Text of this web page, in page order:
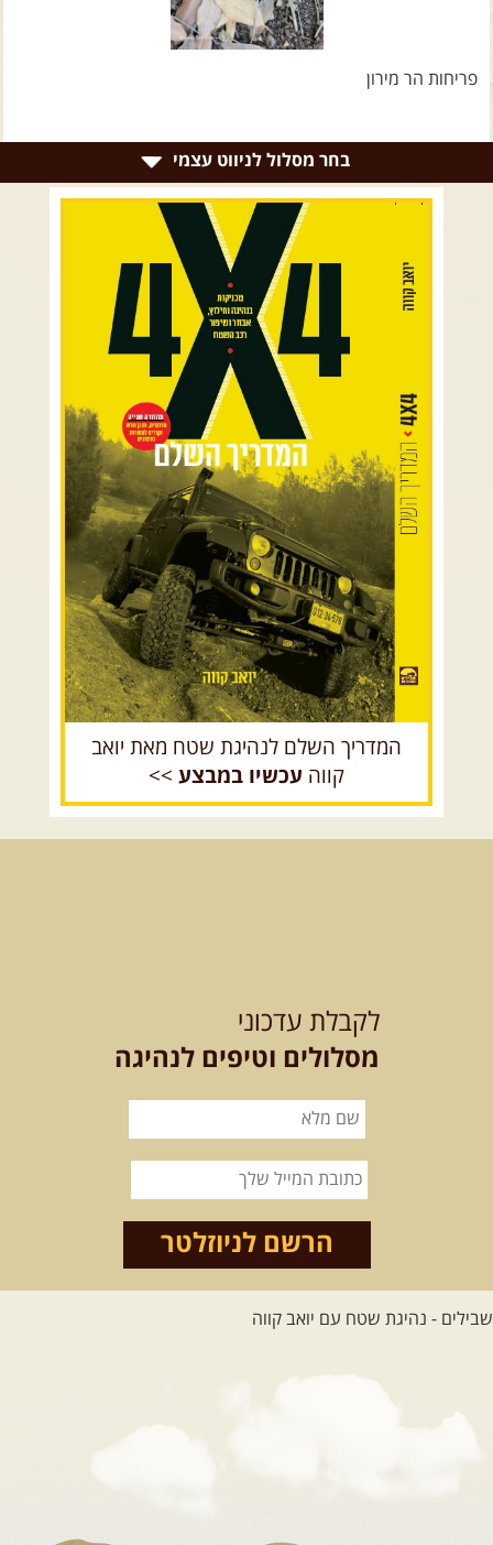
צרו קשר עם שבילים
אודות יואב קווה והאתר שבילים
פריחות הר מירון
בחר מסלול לניווט עצמי
רמת הגולן וגליל עליון
כרמל ורמות מנשה
בקעת הירדן והשומרון
השרון ומישור החוף
הרי ירושלים והשפלה
מדבר יהודה וים המלח
צפון ומערב הנגב
הר הנגב והערבה
רכב שטח רך רכב שטח קשוח
המדריך השלם לנהיגת שטח מאת יואב
קווה עכשיו במבצע >>
לקבלת עדכוני
מסלולים וטיפים לנהיגה
הרשם לניוזלטר